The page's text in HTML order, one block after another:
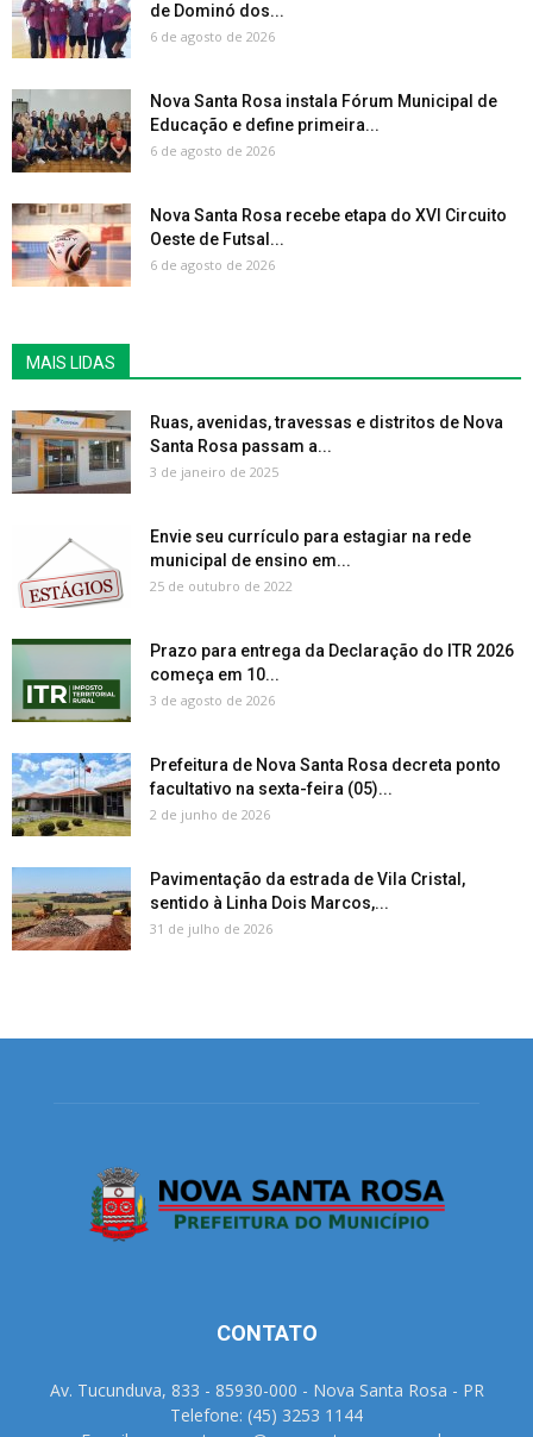
de Dominó dos...
6 de agosto de 2026
Nova Santa Rosa instala Fórum Municipal de
Educação e define primeira...
6 de agosto de 2026
Nova Santa Rosa recebe etapa do XVI Circuito
Oeste de Futsal...
6 de agosto de 2026
MAIS LIDAS
Ruas, avenidas, travessas e distritos de Nova
Santa Rosa passam a...
3 de janeiro de 2025
Envie seu currículo para estagiar na rede
municipal de ensino em...
25 de outubro de 2022
Prazo para entrega da Declaração do ITR 2026
começa em 10...
3 de agosto de 2026
Prefeitura de Nova Santa Rosa decreta ponto
facultativo na sexta-feira (05)...
2 de junho de 2026
Pavimentação da estrada de Vila Cristal,
sentido à Linha Dois Marcos,...
31 de julho de 2026
CONTATO
Av. Tucunduva, 833 - 85930-000 - Nova Santa Rosa - PR
Telefone: (45) 3253 1144